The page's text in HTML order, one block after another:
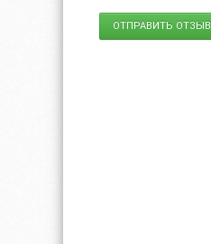
ОТПРАВИТЬ ОТЗЫВ